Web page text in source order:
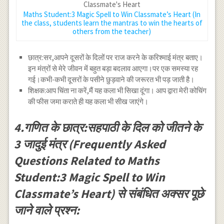
Maths Student:3 Magic Spell to Win Classmate’s Heart (In
the class, students learn the mantras to win the hearts of
others from the teacher)
छात्र:सर,आपने दूसरों के दिलों पर राज करने के करिश्माई मंत्र बताए।
इन मंत्रों से मेरे जीवन में बहुत बड़ा बदलाव आएगा।पर एक समस्या रह
गई।कभी-कभी दूसरों के पसीने छुड़वाने की जरूरत भी पड़ जाती है।
शिक्षक:आप चिंता ना करें,मैं यह कला भी सिखा दूंगा। आप द्वारा मेरी कोचिंग
की फीस जमा कराते ही यह कला भी सीख जाएंगे।
4.गणित के छात्र:सहपाठी के दिल को जीतने के
3 जादुई मंत्र (Frequently Asked
Questions Related to Maths
Student:3 Magic Spell to Win
Classmate’s Heart) से संबंधित अक्सर पूछे
जाने वाले प्रश्न: